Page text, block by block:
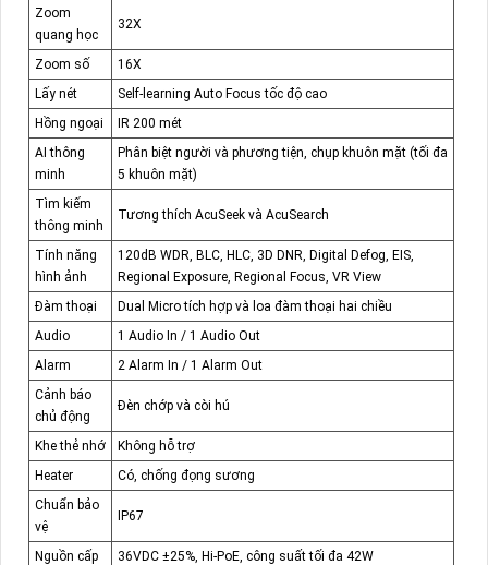
Zoom
quang học
32X
Zoom số
16X
Lấy nét
Self-learning Auto Focus tốc độ cao
Hồng ngoại
IR 200 mét
AI thông
minh
Phân biệt người và phương tiện, chụp khuôn mặt (tối đa
5 khuôn mặt)
Tìm kiếm
thông minh
Tương thích AcuSeek và AcuSearch
Tính năng
hình ảnh
120dB WDR, BLC, HLC, 3D DNR, Digital Defog, EIS,
Regional Exposure, Regional Focus, VR View
Đàm thoại
Dual Micro tích hợp và loa đàm thoại hai chiều
Audio
1 Audio In / 1 Audio Out
Alarm
2 Alarm In / 1 Alarm Out
Cảnh báo
chủ động
Đèn chớp và còi hú
Khe thẻ nhớ
Không hỗ trợ
Heater
Có, chống đọng sương
Chuẩn bảo
vệ
IP67
Nguồn cấp
36VDC ±25%, Hi-PoE, công suất tối đa 42W